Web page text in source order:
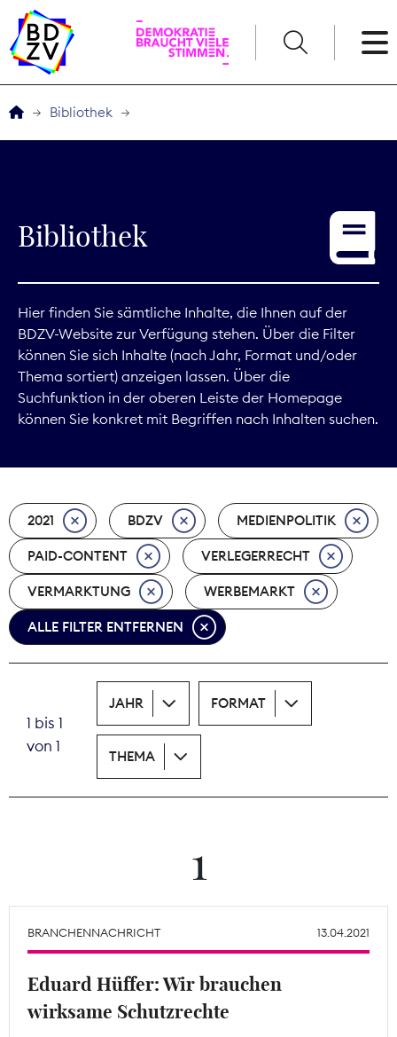
Service
Digitales
Kommunikation
Marktdaten
Nachhaltigkeit
Nachwuchs
Nova Award
Print
Wächterpreis
Mitgliederbereich
Bibliothek
Bibliothek
Hier finden Sie sämtliche Inhalte, die Ihnen auf der
BDZV-Website zur Verfügung stehen. Über die Filter
können Sie sich Inhalte (nach Jahr, Format und/oder
Thema sortiert) anzeigen lassen. Über die
Suchfunktion in der oberen Leiste der Homepage
können Sie konkret mit Begriffen nach Inhalten suchen.
2021 BDZV MEDIENPOLITIK
PAID-CONTENT VERLEGERRECHT
VERMARKTUNG WERBEMARKT
ALLE FILTER ENTFERNEN
1 bis 1
von 1
JAHR FORMAT
THEMA
1
BRANCHENNACHRICHT 13.04.2021
Eduard Hüffer: Wir brauchen
wirksame Schutzrechte